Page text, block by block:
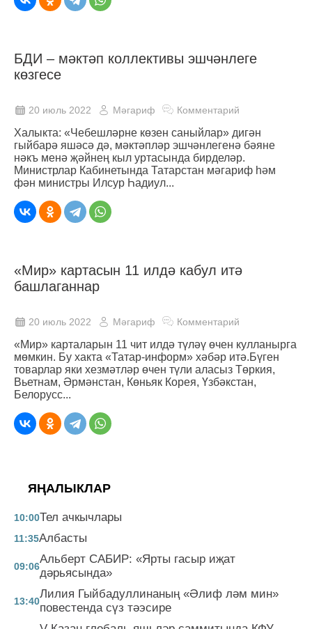
БДИ – мәктәп коллективы эшчәнлеге
көзгесе
20 июль 2022 Мәгариф Комментарий
Халыкта: «Чебешләрне көзен саныйлар» дигән
гыйбарә яшәсә дә, мәктәпләр эшчәнлегенә бәяне
нәкъ менә җәйнең кыл уртасында бирделәр.
Министрлар Кабинетында Татарстан мәгариф һәм
фән министры Илсур Һадиул...
«Мир» картасын 11 илдә кабул итә
башлаганнар
20 июль 2022 Мәгариф Комментарий
«Мир» карталарын 11 чит илдә түләү өчен кулланырга
мөмкин. Бу хакта «Татар-информ» хәбәр итә.Бүген
товарлар яки хезмәтләр өчен түли аласыз Төркия,
Вьетнам, Әрмәнстан, Көньяк Корея, Үзбәкстан,
Белорусс...
ЯҢАЛЫКЛАР
10:00Тел ачкычлары
11:35Албасты
09:06
Альберт САБИР: «Ярты гасыр иҗат
дәрьясында»
13:40
Лилия Гыйбадуллинаның «Әлиф ләм мин»
повестенда сүз тәэсире